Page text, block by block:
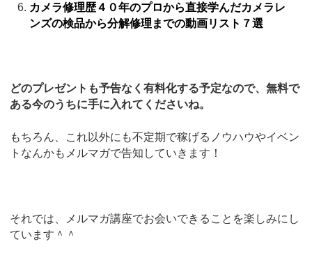
カメラ修理歴４０年のプロから直接学んだカメラレ
ンズの検品から分解修理までの動画リスト７選
どのプレゼントも予告なく有料化する予定なので、無料で
ある今のうちに手に入れてくださいね。
もちろん、これ以外にも不定期で稼げるノウハウやイベン
トなんかもメルマガで告知していきます！
それでは、メルマガ講座でお会いできることを楽しみにし
ています＾＾